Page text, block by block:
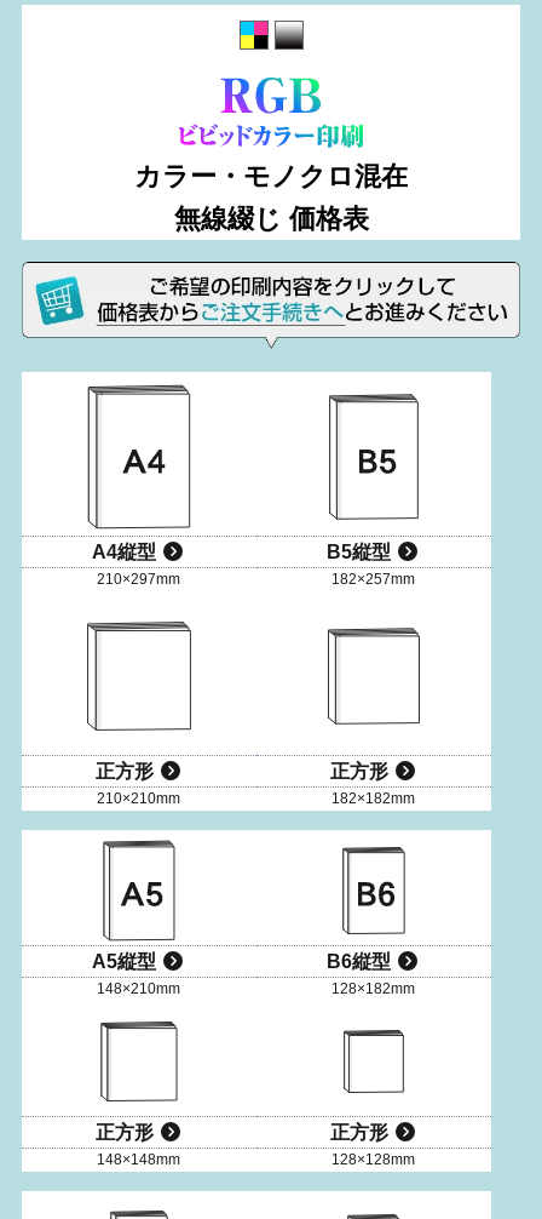
カラー・モノクロ混在
無線綴じ 価格表
A4縦型
210×297mm
B5縦型
182×257mm
正方形
210×210mm
正方形
182×182mm
A5縦型
148×210mm
B6縦型
128×182mm
正方形
148×148mm
正方形
128×128mm